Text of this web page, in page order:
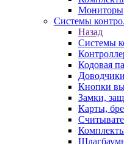
Мониторы
Системы
Назад
Системы
Кодовая
Доводчики
Кнопки
Замки,
Карты,